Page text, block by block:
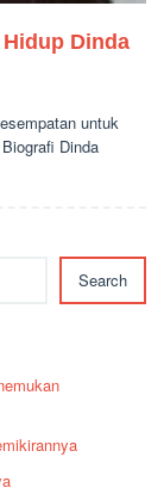
Dinda
untuk
Dinda
Search